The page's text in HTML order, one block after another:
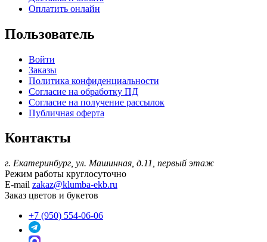
Оплатить онлайн
Пользователь
Войти
Заказы
Политика конфиденциальности
Согласие на обработку ПД
Согласие на получение рассылок
Публичная оферта
Контакты
г. Екатеринбург, ул. Машинная, д.11, первый этаж
Режим работы круглосуточно
E-mail zakaz@klumba-ekb.ru
Заказ цветов и букетов
+7 (950) 554-06-06